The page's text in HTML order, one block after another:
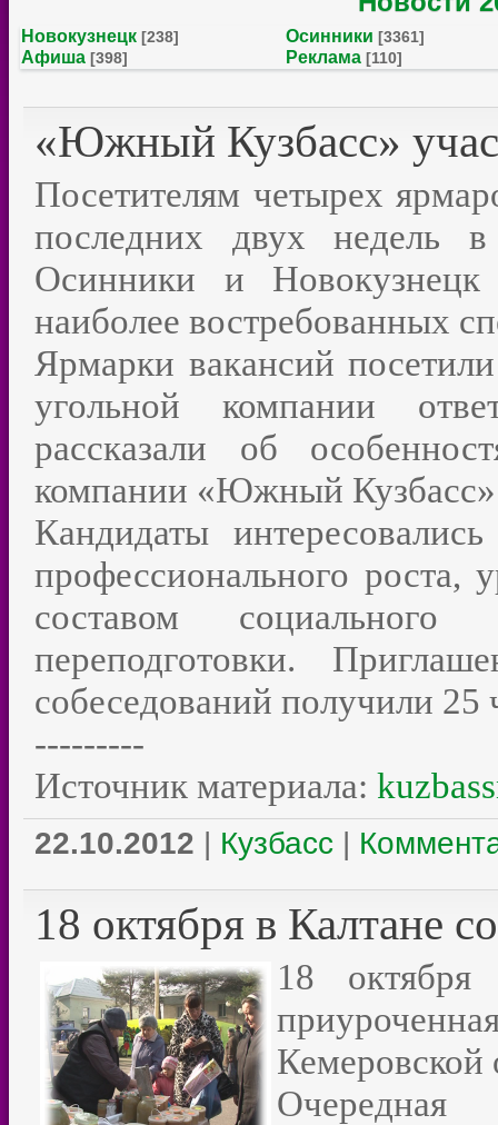
Новокузнецк [238] Осинники [3361]
Афиша [398] Реклама [110]
«Южный Кузбасс»
Посетителям четырех
последних двух недель
Осинники и
наиболее востребованных
Ярмарки вакансий
угольной компании
рассказали об
компании «Южный
Кандидаты
профессионального роста,
составом
переподготовки.
собеседований получили 25
---------
Источник материала:
22.10.2012 | Кузбасс |
18 октября в Калтане
18 октября
Кемеровской
Очередная